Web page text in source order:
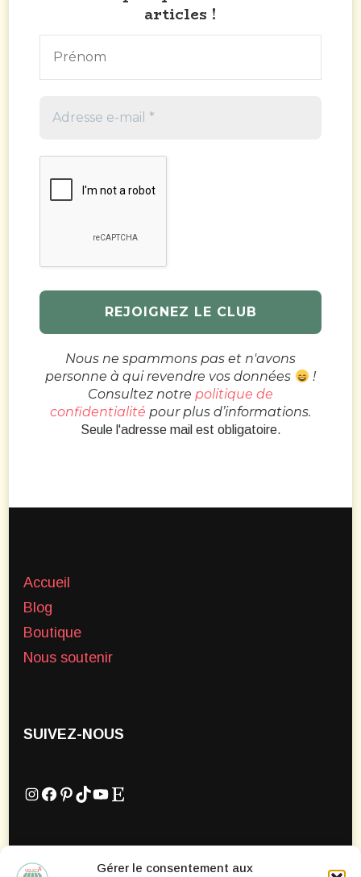
Gérer le consentement aux
articles !
Nous ne spammons pas et n'avons
personne à qui revendre vos données
!
Consultez notre politique de
confidentialité pour plus d’informations.
Seule l'adresse mail est obligatoire.
Accueil
Blog
Boutique
Nous soutenir
SUIVEZ-NOUS
Instagram
Facebook
Pinterest
TikTok
YouTube